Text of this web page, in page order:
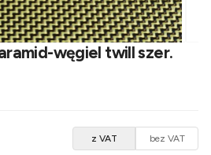
węgiel twill szer.
z VAT bez VAT